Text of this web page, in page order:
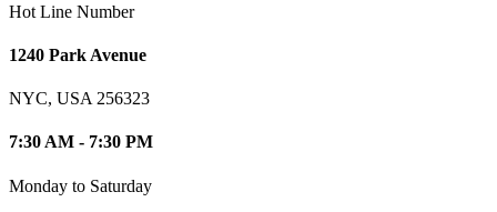
Hot Line Number
1240 Park Avenue
NYC, USA 256323
7:30 AM - 7:30 PM
Monday to Saturday